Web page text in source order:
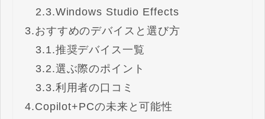
2.3.Windows Studio Effects
3.おすすめのデバイスと選び方
3.1.推奨デバイス一覧
3.2.選ぶ際のポイント
3.3.利用者の口コミ
4.Copilot+PCの未来と可能性